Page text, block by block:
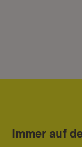
Immer auf